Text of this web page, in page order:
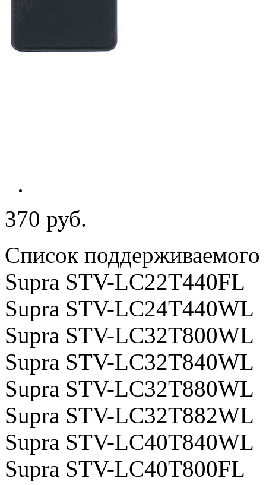
370 руб.
Cписок
Supra STV-LC22T440FL
Supra STV-LC24T440WL
Supra STV-LC32T800WL
Supra STV-LC32T840WL
Supra STV-LC32T880WL
Supra STV-LC32T882WL
Supra STV-LC40T840WL
Supra STV-LC40T800FL